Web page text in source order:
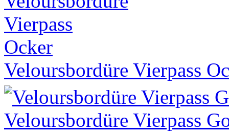
Veloursbordüre Vierpass
Veloursbordüre Vierpass